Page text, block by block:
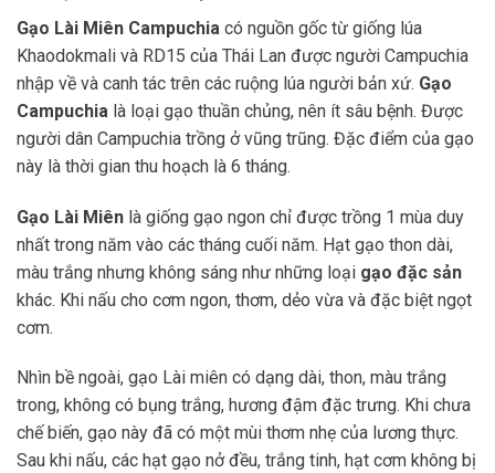
Gạo Lài Miên Campuchia có nguồn gốc từ giống lúa
Khaodokmali và RD15 của Thái Lan được người Campuchia
nhập về và canh tác trên các ruộng lúa người bản xứ. Gạo
Campuchia là loại gạo thuần chủng, nên ít sâu bệnh. Được
người dân Campuchia trồng ở vũng trũng. Đặc điểm của gạo
này là thời gian thu hoạch là 6 tháng.
Gạo Lài Miên là giống gạo ngon chỉ được trồng 1 mùa duy
nhất trong năm vào các tháng cuối năm. Hạt gạo thon dài,
màu trắng nhưng không sáng như những loại gạo đặc sản
khác. Khi nấu cho cơm ngon, thơm, dẻo vừa và đặc biệt ngọt
cơm.
Nhìn bề ngoài, gạo Lài miên có dạng dài, thon, màu trắng
trong, không có bụng trắng, hương đậm đặc trưng. Khi chưa
chế biến, gạo này đã có một mùi thơm nhẹ của lương thực.
Sau khi nấu, các hạt gạo nở đều, trắng tinh, hạt cơm không bị